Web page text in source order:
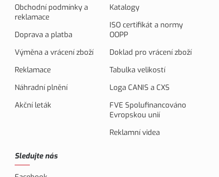
Obchodní podmínky a
reklamace
Doprava a platba
Výměna a vrácení zboží
Reklamace
Náhradní plnění
Akční leták
Katalogy
ISO certifikát a normy
OOPP
Doklad pro vrácení zboží
Tabulka velikostí
Loga CANIS a CXS
FVE Spolufinancováno
Evropskou unií
Reklamní videa
Sledujte nás